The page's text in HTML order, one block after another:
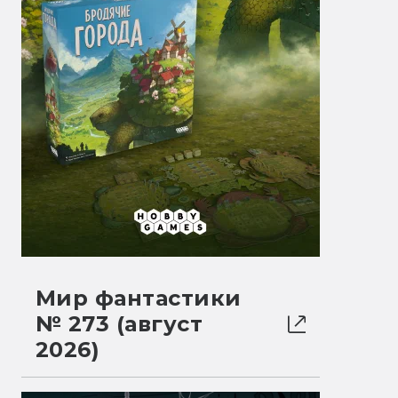
Мир фантастики
№ 273 (август
2026)